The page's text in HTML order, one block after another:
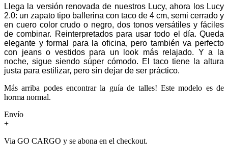
Llega la versión renovada de nuestros Lucy, ahora los Lucy
2.0: un zapato tipo ballerina con taco de 4 cm, semi cerrado y
en cuero color crudo o negro, dos tonos versátiles y fáciles
de combinar. Reinterpretados para usar todo el día. Queda
elegante y formal para la oficina, pero también va perfecto
con jeans o vestidos para un look más relajado. Y a la
noche, sigue siendo súper cómodo. El taco tiene la altura
justa para estilizar, pero sin dejar de ser práctico.
Más arriba podes encontrar la guía de talles! Este modelo es de
horma normal.
Envío
+
Via GO CARGO y se abona en el checkout.